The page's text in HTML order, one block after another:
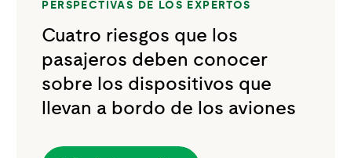
PERSPECTIVAS DE LOS EXPERTOS
Cuatro riesgos que los
pasajeros deben conocer
sobre los dispositivos que
llevan a bordo de los aviones